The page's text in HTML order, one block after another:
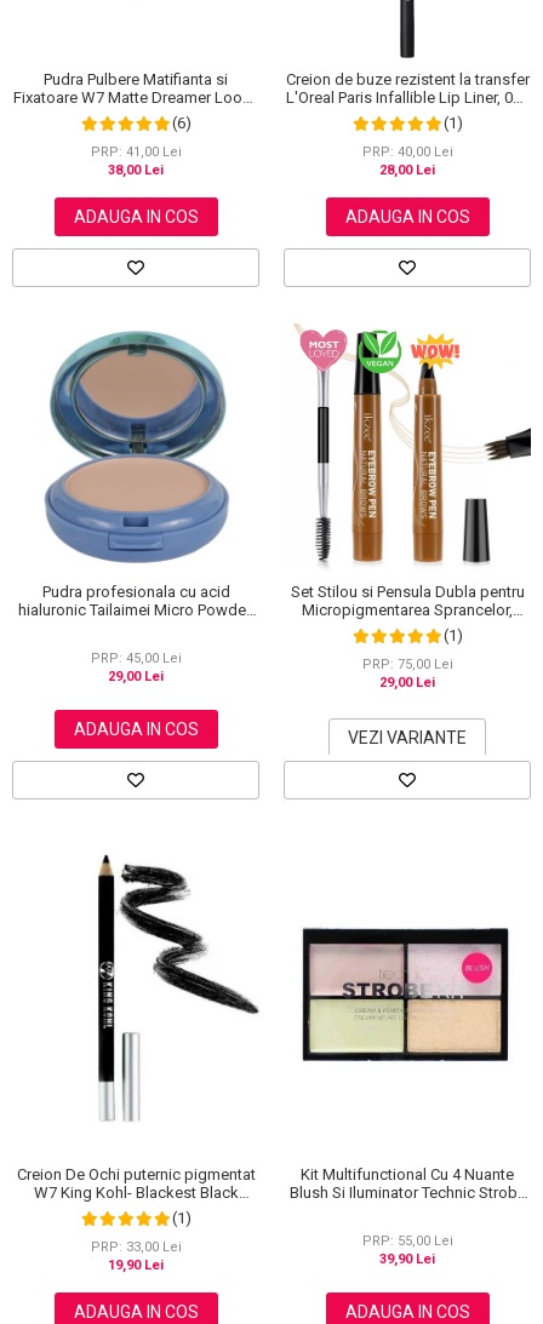
Pudra Pulbere Matifianta si
Fixatoare W7 Matte Dreamer Loose
Powder - Classy Cameo, 20g
(6)
PRP: 41,00 Lei
38,00 Lei
ADAUGA IN COS
Creion de buze rezistent la transfer
L'Oreal Paris Infallible Lip Liner, 001
Highlight On Point
(1)
PRP: 40,00 Lei
28,00 Lei
ADAUGA IN COS
Pudra profesionala cu acid
hialuronic Tailaimei Micro Powder,
PRP: 45,00 Lei
29,00 Lei
ADAUGA IN COS
Set Stilou si Pensula Dubla pentru
Micropigmentarea Sprancelor,
Efect Natural de Microblading,
Aspect de Sprancene Pline
(1)
PRP: 75,00 Lei
29,00 Lei
VEZI VARIANTE
Creion De Ochi puternic pigmentat
W7 King Kohl- Blackest Black
(Negru) (1)
PRP: 33,00 Lei
19,90 Lei
ADAUGA IN COS
Kit Multifunctional Cu 4 Nuante
Blush Si Iluminator Technic Strobe
PRP: 55,00 Lei
39,90 Lei
ADAUGA IN COS